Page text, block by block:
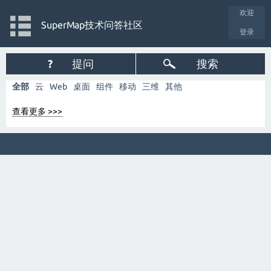
欢迎
登录
SuperMap技术问答社区
? 提问 搜索
全部 云 Web 桌面 组件 移动 三维 其他
查看更多 >>>